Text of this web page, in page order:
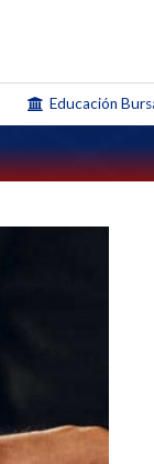
Educación